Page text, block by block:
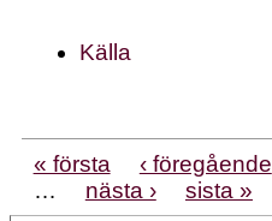
Källa
« första ‹ föregående
…
nästa › sista »